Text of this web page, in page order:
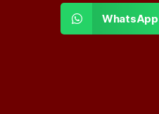
WhatsApp